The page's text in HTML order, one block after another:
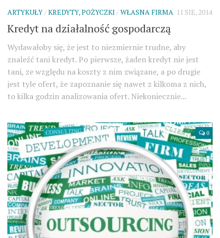
ARTYKUŁY/KREDYTY, POŻYCZKI /WŁASNA FIRMA 11 SIE, 2014
Kredyt na działalność gospodarczą
Wydawałoby się, że jest to niezmiernie trudne, aby
znaleźć tani kredyt. Po pierwsze, żaden kredyt nie jest
tani, ze względu na koszty z nim związane, a po drugie
jest tyle ofert, że zapoznanie się nawet z kilkoma z nich,
to kilka godzin analizowania ofert. Niekoniecznie...
0